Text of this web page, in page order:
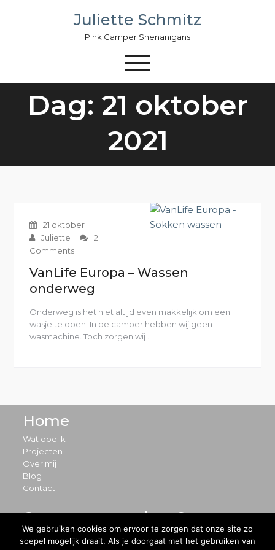
Juliette Schmitz
Pink Camper Shenanigans
Dag: 21 oktober
2021
21 oktober
Juliette
2
Comments
VanLife Europa – Wassen
onderweg
Onderweg is het niet altijd even makkelijk om een
wasje te doen. In de camper hebben wij geen
wasmachine. Toch zorgen wij …
Home
Wat doe ik
Projecten
Over mij
Blog
Contact
Ons avontuur volgen?
We gebruiken cookies om ervoor te zorgen dat onze site zo
soepel mogelijk draait. Als je doorgaat met het gebruiken van